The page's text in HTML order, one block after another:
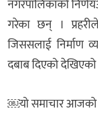
नगरपालिकाको
गरेका छन् ।
जिससलाई निर्माण
दबाब दिएको
￼यो समाचार आजको